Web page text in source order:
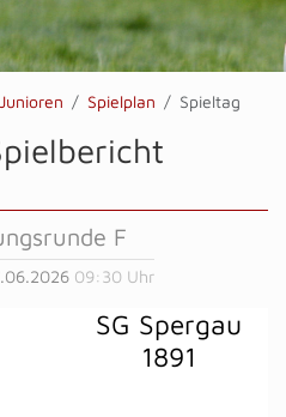
Spielplan Spieltag
F
09:30 Uhr
SG Spergau
1891